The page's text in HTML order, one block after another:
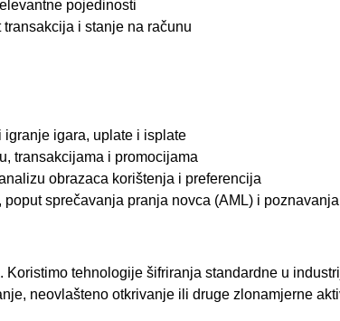
pojedinosti
i stanje na računu
igara, uplate i isplate
transakcijama i promocijama
obrazaca korištenja i preferencija
sprečavanja pranja novca (AML) i
tehnologije šifriranja standardne u
neovlašteno otkrivanje ili druge zlonamjerne